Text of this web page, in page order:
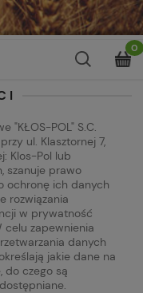
"KŁOS-POL" S.C.
ul. Klasztornej 7,
Klos-Pol lub
szanuje prawo
ochronę ich danych
rozwiązania
w prywatność
celu zapewnienia
danych
jakie dane na
do czego są